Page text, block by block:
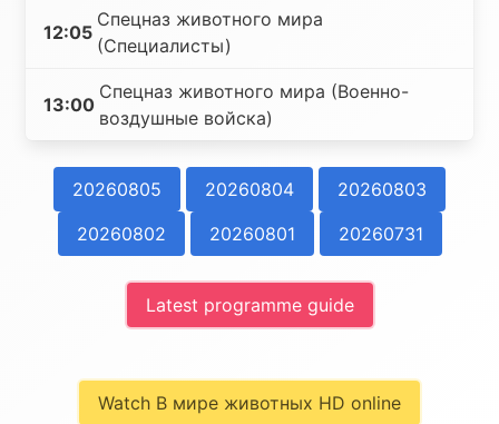
12:05
Спецназ животного мира
(Специалисты)
13:00
Спецназ животного мира (Военно-
воздушные войска)
20260805 20260804
20260803
20260802
20260801 20260731
Latest programme guide
Watch В мире животных HD online